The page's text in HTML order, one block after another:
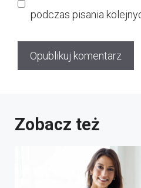
podczas pisania
Zobacz też